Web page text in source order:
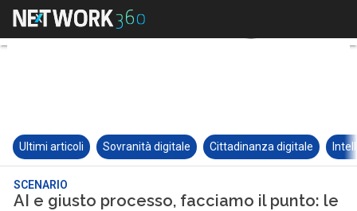
Ultimi articoli Sovranità digitale Cittadinanza digitale
SCENARIO
AI e giusto processo, facciamo il punto: le